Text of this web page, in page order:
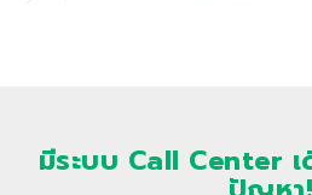
มีระบบ Call Center เ